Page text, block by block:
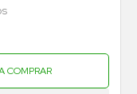
COMPRAR